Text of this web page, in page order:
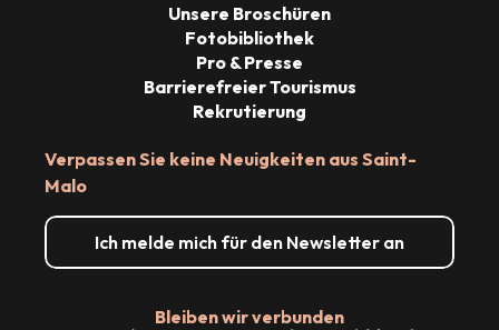
Verpassen Sie keine Neuigkeiten aus Saint-
Malo
Ich melde mich für den Newsletter an
Bleiben wir verbunden
Unsere Broschüren
Fotobibliothek
Pro & Presse
Barrierefreier Tourismus
Rekrutierung